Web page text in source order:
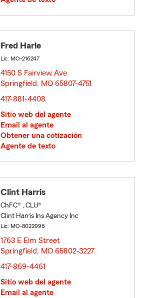
Fred Harle
Lic: MO-216247
4150 S Fairview Ave
Springfield, MO 65807-4751
417-881-4408
Sitio web del agente
Email al agente
Obtener una cotización
Agente de texto
Clint Harris
ChFC® , CLU®
Clint Harris Ins Agency Inc
Lic: MO-8022996
1763 E Elm Street
Springfield, MO 65802-3227
417-869-4461
Sitio web del agente
Email al agente